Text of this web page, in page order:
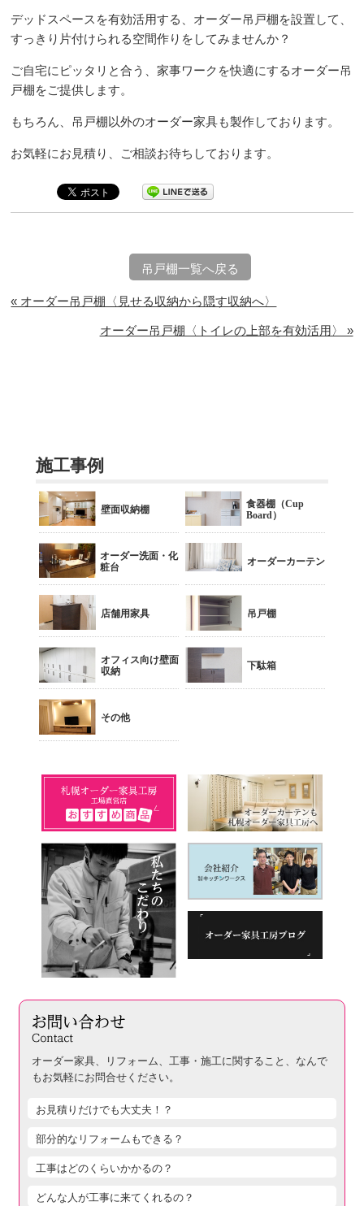
デッドスペースを有効活用する、オーダー吊戸棚を設置して、
すっきり片付けられる空間作りをしてみませんか？
ご自宅にピッタリと合う、家事ワークを快適にするオーダー吊
戸棚をご提供します。
もちろん、吊戸棚以外のオーダー家具も製作しております。
お気軽にお見積り、ご相談お待ちしております。
吊戸棚一覧へ戻る
« オーダー吊戸棚〈見せる収納から隠す収納へ〉
オーダー吊戸棚〈トイレの上部を有効活用〉 »
施工事例
壁面収納棚
食器棚（Cup
Board）
オーダー洗面・化
粧台
オーダーカーテン
店舗用家具 吊戸棚
オフィス向け壁面
収納
下駄箱
その他
オーダー家具、リフォーム、工事・施工に関すること、 なんで
もお気軽にお問合せください。
お見積りだけでも大丈夫！？
部分的なリフォームもできる？
工事はどのくらいかかるの？
どんな人が工事に来てくれるの？